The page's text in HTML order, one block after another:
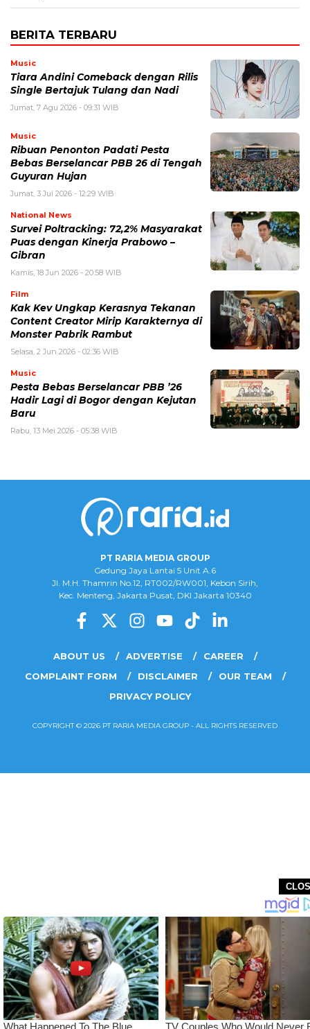
BERITA TERBARU
Music
Tiara Andini Comeback dengan Rilis
Single Bertajuk Tulang dan Nadi
Jumat, 7 Agu 2026 - 09:31 WIB
Music
Ribuan Penonton Padati Pesta
Bebas Berselancar PBB 26 di Tengah
Guyuran Hujan
Jumat, 3 Jul 2026 - 12:29 WIB
National News
Survei Poltracking: 72,2% Masyarakat
Puas dengan Kinerja Prabowo –
Gibran
Kamis, 18 Jun 2026 - 20:58 WIB
Film
Kak Kev Ungkap Kerasnya Tekanan
Content Creator Mirip Karakternya di
Monster Pabrik Rambut
Selasa, 2 Jun 2026 - 02:36 WIB
Music
Pesta Bebas Berselancar PBB ’26
Hadir Lagi di Bogor dengan Kejutan
Baru
Rabu, 13 Mei 2026 - 05:38 WIB
PT RARIA MEDIA GROUP
Gedung Jaya Lantai 5 Unit A.6
Jl. M.H. Thamrin No.12, RT002/RW001, Kebon Sirih,
Kec. Menteng, Jakarta Pusat, DKI Jakarta 10340
ABOUT US ADVERTISE
CAREER
COMPLAINT FORM
DISCLAIMER
OUR TEAM
PRIVACY POLICY
COPYRIGHT © 2026 PT RARIA MEDIA GROUP - ALL RIGHTS RESERVED